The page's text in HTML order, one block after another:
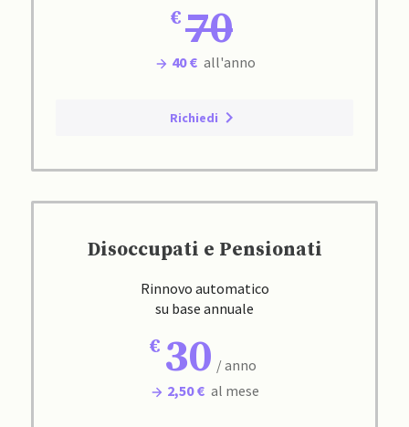
70
40 € all'anno
Richiedi
Disoccupati e Pensionati
Rinnovo automatico
su base annuale
30 / anno
2,50 € al mese